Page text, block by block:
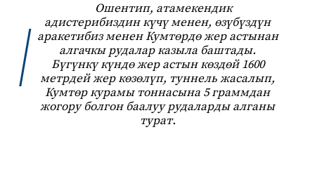
Ошентип, атамекендик
адистерибиздин күчү менен, өзүбүздүн
аракетибиз менен Кумтөрдө жер астынан
алгачкы рудалар казыла баштады.
Бүгүнкү күндө жер астын көздөй 1600
метрдей жер көзөлүп, туннель жасалып,
Кумтөр курамы тоннасына 5 граммдан
жогору болгон баалуу рудаларды алганы
турат.